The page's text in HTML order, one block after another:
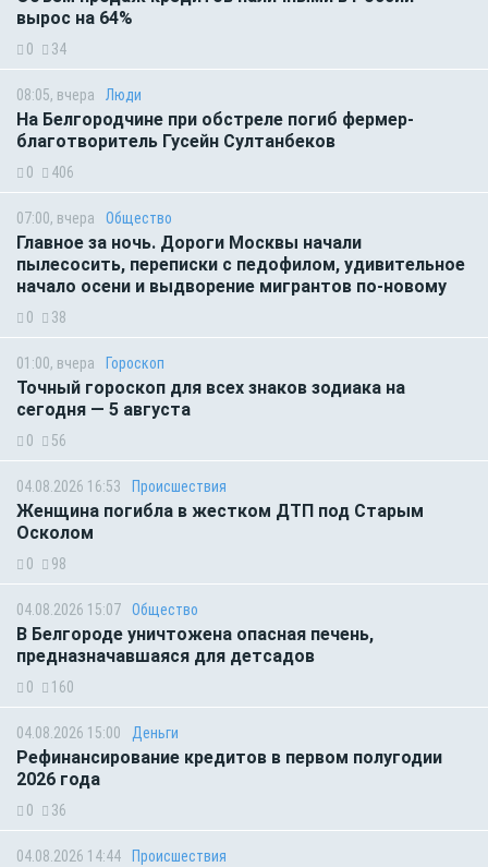
вырос на 64%
0 34
08:05, вчера Люди
На Белгородчине при обстреле погиб фермер-
благотворитель Гусейн Султанбеков
0 406
07:00, вчера Общество
Главное за ночь. Дороги Москвы начали
пылесосить, переписки с педофилом, удивительное
начало осени и выдворение мигрантов по-новому
0 38
01:00, вчера Гороскоп
Точный гороскоп для всех знаков зодиака на
сегодня — 5 августа
0 56
04.08.2026 16:53 Происшествия
Женщина погибла в жестком ДТП под Старым
Осколом
0 98
04.08.2026 15:07 Общество
В Белгороде уничтожена опасная печень,
предназначавшаяся для детсадов
0 160
04.08.2026 15:00 Деньги
Рефинансирование кредитов в первом полугодии
2026 года
0 36
04.08.2026 14:44 Происшествия